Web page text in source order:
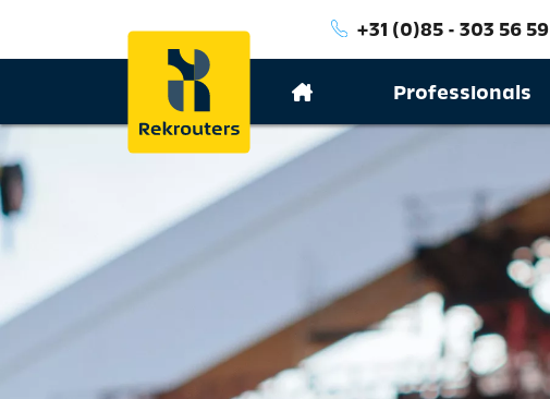
+31 (0)85 - 303 56 59
Professionals